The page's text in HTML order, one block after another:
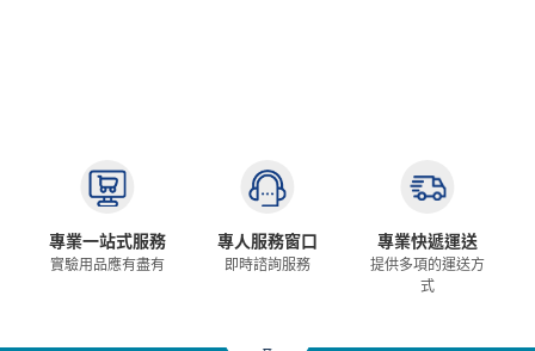
專業一站式服務
實驗用品應有盡有
專人服務窗口
即時諮詢服務
專業快遞運送
提供多項的運送方
式